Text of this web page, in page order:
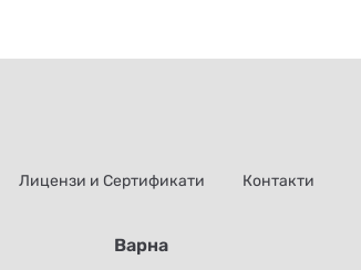
Лицензи и Сертификати Контакти
Варна